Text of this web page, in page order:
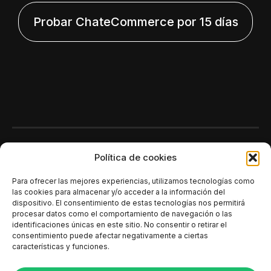
Polí­tica de cookies
Para ofrecer las mejores experiencias, utilizamos tecnologías como
las cookies para almacenar y/o acceder a la información del
dispositivo. El consentimiento de estas tecnologías nos permitirá
procesar datos como el comportamiento de navegación o las
identificaciones únicas en este sitio. No consentir o retirar el
consentimiento puede afectar negativamente a ciertas
características y funciones.
Probar ChateCommerce por 15 días